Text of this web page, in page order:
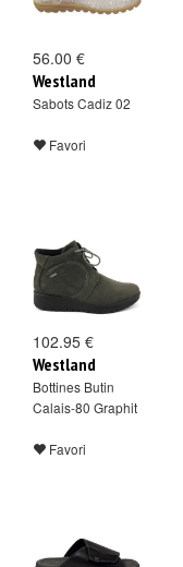
56.00 €
Westland
Sabots Cadiz 02
Favori
102.95 €
Westland
Bottines Butin
Calais-80 Graphit
Favori